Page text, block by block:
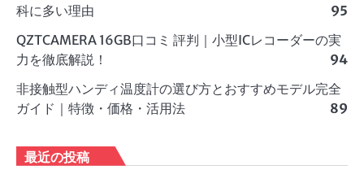
科に多い理由
95
QZTCAMERA 16GB口コミ 評判｜小型ICレコーダーの実
力を徹底解説！
94
非接触型ハンディ温度計の選び方とおすすめモデル完全
ガイド｜特徴・価格・活用法
89
最近の投稿